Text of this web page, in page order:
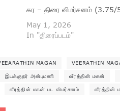
கர – திரை விமர்சனம் (3.75/
May 1, 2026
In "திரைப்படம்"
MAGAN VEERATHIN
இயக்குநர் அன்புமணி வீரத்தின் மகன்
வீரத்தின் மகன் பட விமர்சனம் வீரத்தின்